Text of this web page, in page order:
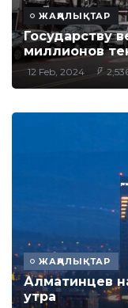
ЖАҢАЛЫҚТАР
Государству
миллионов
12 Feb, 2024
ЖАҢАЛЫҚТАР
Алматинцев
утра